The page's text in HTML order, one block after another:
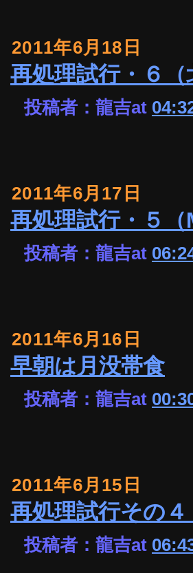
2011年6月18日
再処理試行・６（
投稿者：龍吉at
2011年6月17日
再処理試行・５
投稿者：龍吉at
2011年6月16日
早朝は月没帯食
投稿者：龍吉at
2011年6月15日
再処理試行その
投稿者：龍吉at